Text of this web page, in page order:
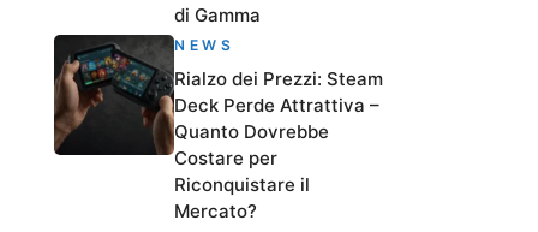
di Gamma
NEWS
Rialzo dei Prezzi: Steam
Deck Perde Attrattiva –
Quanto Dovrebbe
Costare per
Riconquistare il
Mercato?